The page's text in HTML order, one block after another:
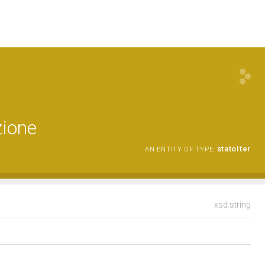
AN ENTITY OF TYPE: statoIter
xsd:string